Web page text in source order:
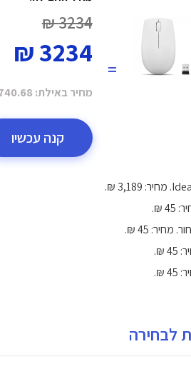
=
3234 ₪
3234 ₪
מחיר באילת: ₪
קנה עכשיו
₪.
. מחיר: 45 ₪.
₪.
₪.
לבחירה